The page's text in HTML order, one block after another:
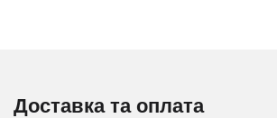
Доставка та оплата